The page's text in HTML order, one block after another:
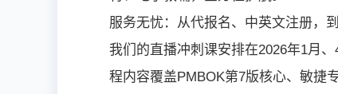
服务无忧：从代报名、中英文注册，
我们的直播冲刺课安排在2026年1月
程内容覆盖PMBOK第7版核心、敏捷